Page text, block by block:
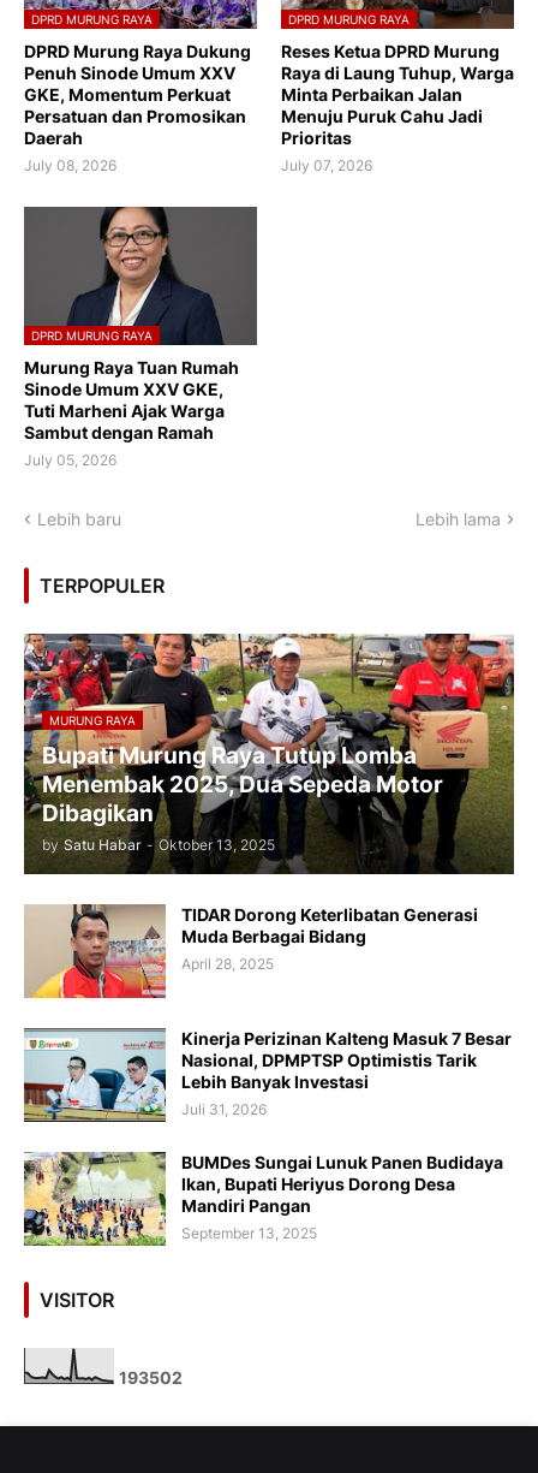
DPRD MURUNG RAYA
DPRD Murung Raya Dukung
Penuh Sinode Umum XXV
GKE, Momentum Perkuat
Persatuan dan Promosikan
Daerah
July 08, 2026
DPRD MURUNG RAYA
Reses Ketua DPRD Murung
Raya di Laung Tuhup, Warga
Minta Perbaikan Jalan
Menuju Puruk Cahu Jadi
Prioritas
July 07, 2026
DPRD MURUNG RAYA
Murung Raya Tuan Rumah
Sinode Umum XXV GKE,
Tuti Marheni Ajak Warga
Sambut dengan Ramah
July 05, 2026
Lebih baru Lebih lama
TERPOPULER
MURUNG RAYA
Bupati Murung Raya Tutup Lomba
Menembak 2025, Dua Sepeda Motor
Dibagikan
by Satu Habar - Oktober 13, 2025
TIDAR Dorong Keterlibatan Generasi
Muda Berbagai Bidang
April 28, 2025
Kinerja Perizinan Kalteng Masuk 7 Besar
Nasional, DPMPTSP Optimistis Tarik
Lebih Banyak Investasi
Juli 31, 2026
BUMDes Sungai Lunuk Panen Budidaya
Ikan, Bupati Heriyus Dorong Desa
Mandiri Pangan
September 13, 2025
VISITOR
193502